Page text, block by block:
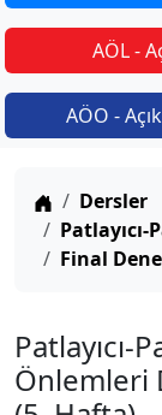
AÖL -
AÖO -
Anasayfa
Dersler
Final
Patlayıcı-
Önlemleri